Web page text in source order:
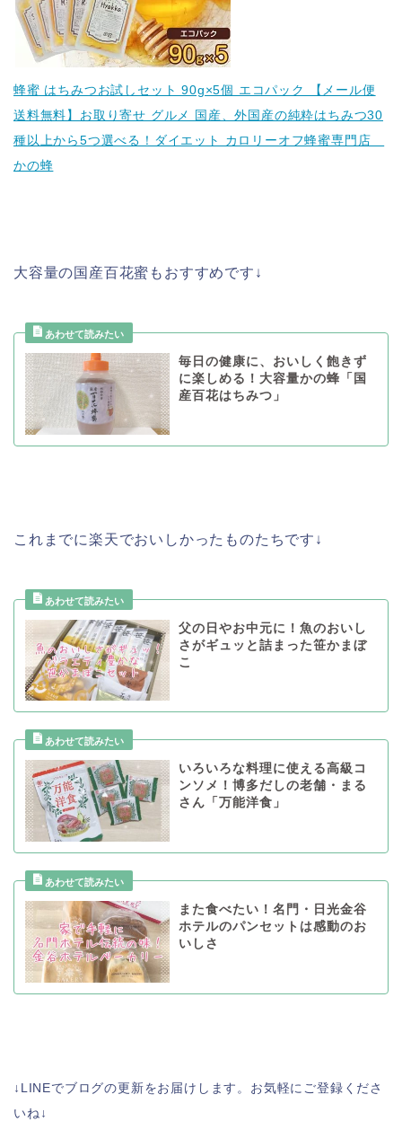
蜂蜜 はちみつお試しセット 90g×5個 エコパック 【メール便
送料無料】お取り寄せ グルメ 国産、外国産の純粋はちみつ30
種以上から5つ選べる！ダイエット カロリーオフ蜂蜜専門店
かの蜂
大容量の国産百花蜜もおすすめです↓
毎日の健康に、おいしく飽きず
に楽しめる！大容量かの蜂「国
産百花はちみつ」
これまでに楽天でおいしかったものたちです↓
父の日やお中元に！魚のおいし
さがギュッと詰まった笹かまぼ
こ
いろいろな料理に使える高級コ
ンソメ！博多だしの老舗・まる
さん「万能洋食」
また食べたい！名門・日光金谷
ホテルのパンセットは感動のお
いしさ
↓LINEでブログの更新をお届けします。お気軽にご登録くださ
いね↓